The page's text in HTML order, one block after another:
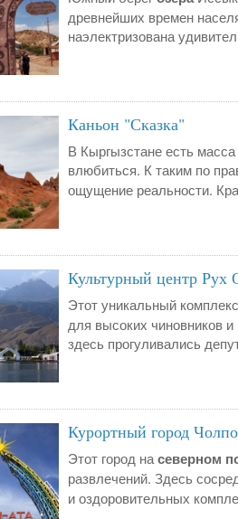
древнейших времен
наэлектризована
Каньон "Сказка"
В Кыргызстане есть
влюбиться. К таким по
ощущение реальности.
Культурный центр Рух
Этот уникальный
для высоких чиновников
здесь прогуливались
Курортный город
Этот город насеверном
развлечений. Здесь
и оздоровительных